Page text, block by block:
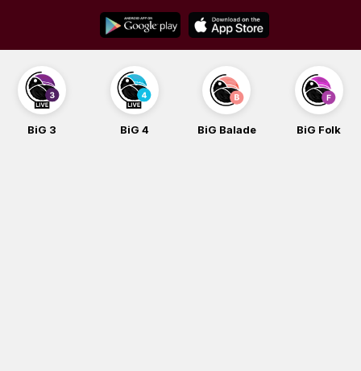
content
BiG 3 BiG 4 BiG Balade BiG Folk